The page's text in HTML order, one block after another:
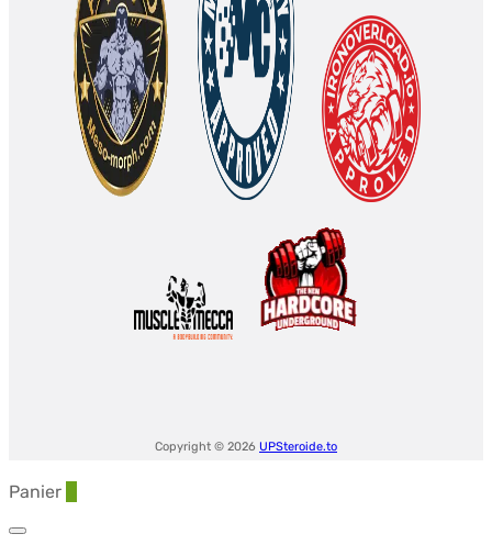
$180.06. $137.35.
Copyright © 2026 UPSteroide.to
Panier